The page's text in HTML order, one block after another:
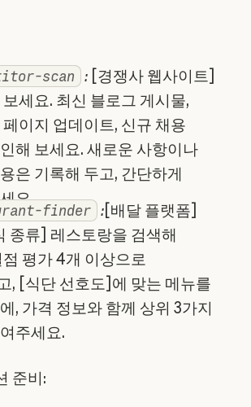
scan : [경쟁사 웹사이트]
세요. 최신 블로그 게시물,
이지 업데이트, 신규 채용
해 보세요. 새로운 사항이나
은 기록해 두고, 간단하게
요.
finder :[배달 플랫폼]
종류] 레스토랑을 검색해
평가 4개 이상으로
, [식단 선호도]에 맞는 메뉴를
, 가격 정보와 함께 상위 3가지
주세요.
준비: